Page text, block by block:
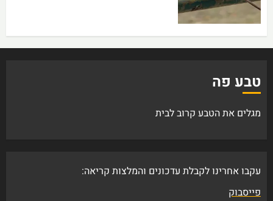
טבע פה
מגלים את הטבע קרוב לבית
עקבו אחרינו לקבלת עדכונים והמלצות קריאה:
פייסבוק